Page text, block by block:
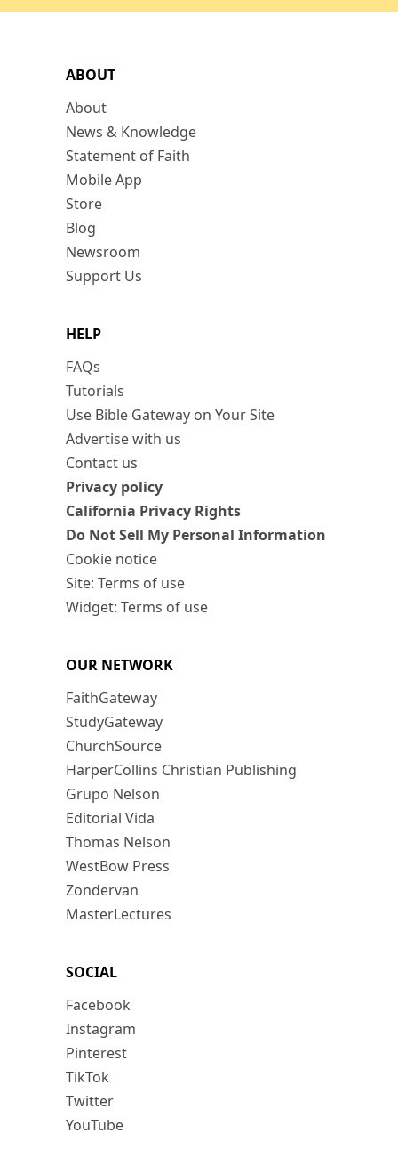
ABOUT
About
News & Knowledge
Statement of Faith
Mobile App
Store
Blog
Newsroom
Support Us
HELP
FAQs
Tutorials
Use Bible Gateway on Your Site
Advertise with us
Contact us
Privacy policy
California Privacy Rights
Do Not Sell My Personal Information
Cookie notice
Site: Terms of use
Widget: Terms of use
OUR NETWORK
FaithGateway
StudyGateway
ChurchSource
HarperCollins Christian Publishing
Grupo Nelson
Editorial Vida
Thomas Nelson
WestBow Press
Zondervan
MasterLectures
SOCIAL
Facebook
Instagram
Pinterest
TikTok
Twitter
YouTube